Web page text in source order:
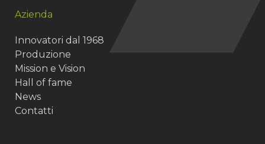
Azienda
Innovatori dal 1968
Produzione
Mission e Vision
Hall of fame
News
Contatti